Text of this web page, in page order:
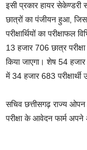
इसी प्रकार हायर सेकेण्डरी
छात्रों का पंजीयन हुआ,
परीक्षार्थियों का
13 हजार 706 छात्र
किया जाएगा। शेष 54 हजार
में 34 हजार 683
सचिव छत्तीसगढ़ राज्य ओपन
परीक्षा के आवेदन फार्म